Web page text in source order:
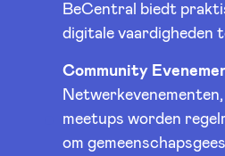
BeCentral biedt
digitale vaardigheden
Community
meetups worden
om